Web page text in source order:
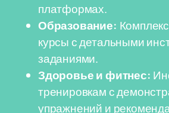
платформах.
Образование:
курсы с детальными
заданиями.
Здоровье и фитнес:
тренировкам с
упражнений и